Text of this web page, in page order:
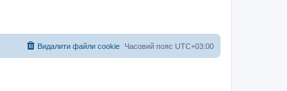
Часовий пояс UTC+03:00
Видалити файли cookie